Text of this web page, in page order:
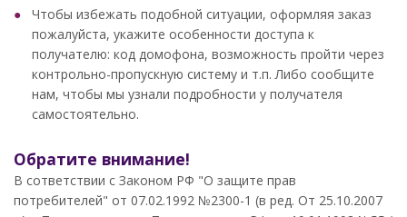
Чтобы избежать подобной ситуации, оформляя заказ
пожалуйста, укажите особенности доступа к
получателю: код домофона, возможность пройти через
контрольно-пропускную систему и т.п. Либо сообщите
нам, чтобы мы узнали подробности у получателя
самостоятельно.
Обратите внимание!
В сответствии с Законом РФ "О защите прав
потребителей" от 07.02.1992 №2300-1 (в ред. От 25.10.2007